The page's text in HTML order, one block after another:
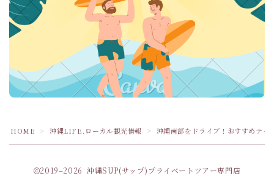
HOME ＞ 沖縄LIFE.ローカル観光情報 ＞ 沖縄南部をドライブ！おすすめテイ
2019–2026 沖縄SUP(サップ)プライベートツアー専門店